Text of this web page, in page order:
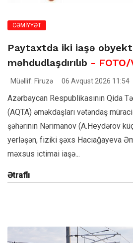
CƏMİYYƏT
Paytaxtda iki iaşə
məhdudlaşdırılıb - FOTO/
Müəllif: Firuzə 06 Avqust 2026 11:54
Azərbaycan Respublikasının Qida
(AQTA) əməkdaşları vətəndaş
şəhərinin Nərimanov (A.Heydərov
yerləşən, fiziki şəxs Hacıağayeva
məxsus ictimai iaşə...
Ətraflı